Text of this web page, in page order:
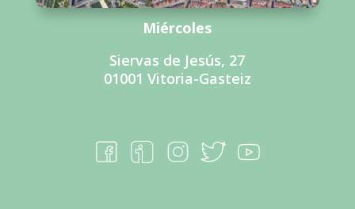
Miércoles
Siervas de Jesús, 27
01001 Vitoria-Gasteiz